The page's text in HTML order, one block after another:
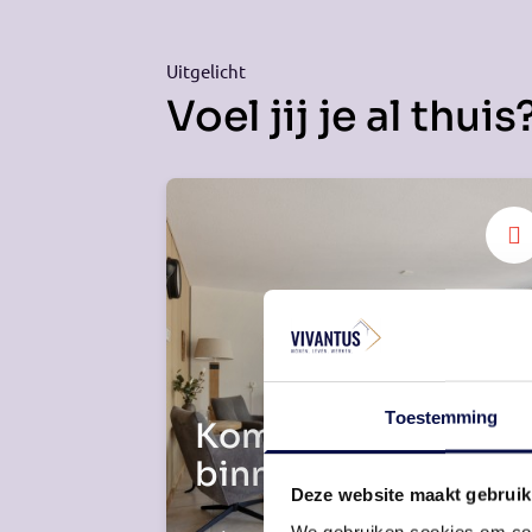
Toestemming
Deze website maakt
Uitgelicht
Voel jij je al
Kom gezellig
binnen!